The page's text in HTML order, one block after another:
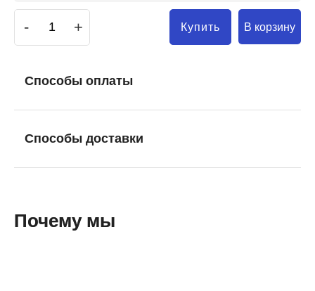
- + Купить В корзину
Способы оплаты
Способы доставки
Почему мы